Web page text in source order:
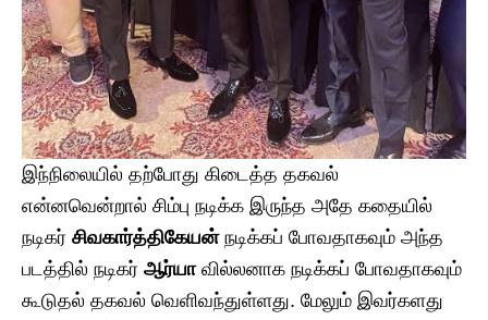
இந்நிலையில் தற்போது கிடைத்த தகவல்
என்னவென்றால் சிம்பு நடிக்க இருந்த அதே கதையில்
நடிகர் சிவகார்த்திகேயன்நடிக்கப் போவதாகவும் அந்த
படத்தில் நடிகர் ஆர்யாவில்லனாக நடிக்கப் போவதாகவும்
கூடுதல் தகவல் வெளிவந்துள்ளது. மேலும் இவர்களது